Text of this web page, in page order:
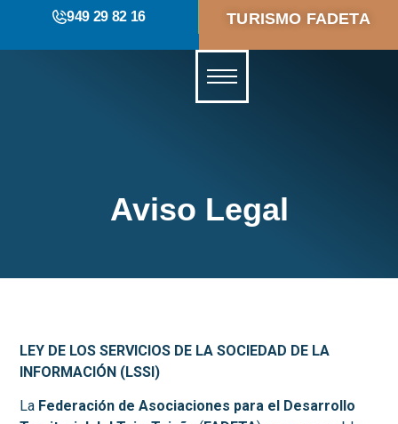
949 29 82 16 TURISMO FADETA
Aviso Legal
LEY DE LOS SERVICIOS DE LA SOCIEDAD DE LA
INFORMACIÓN (LSSI)
La Federación de Asociaciones para el Desarrollo